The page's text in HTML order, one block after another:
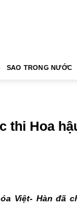
SAO TRONG NƯỚC
thi Hoa
Việt- Hàn đã